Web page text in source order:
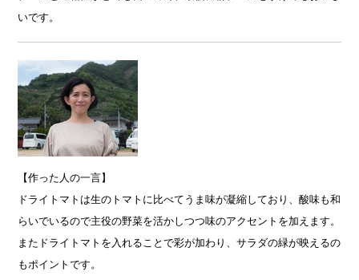
いです。
【作った人の一言】
ドライトマトは生のトマトに比べてうま味が凝縮しており、酸味も和
らいでいるので主役の野菜を活かしつつ味のアクセントを加えます。
またドライトマトを入れることで彩が加わり、サラダの緑が映えるの
もポイントです。